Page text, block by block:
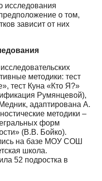
исследования
о том,
зависит от них
методики: тест
тест Куна «Кто Я?»
Румянцевой),
адаптирована А.
методики –
форм
(В.В. Бойко).
на базе МОУ СОШ
школа.
52 подростка в